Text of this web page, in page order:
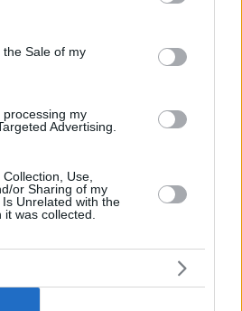
Google and its third-party tags to
purposes in below Google
Sale of my
my
Advertising.
Use,
or Sharing of my
Unrelated with the
was collected.
"καμουφλάζ" και παραπλάνηση
συναντηθούν
μέρες νωρίτερα. Ή από τα
γεροντικής άνοιας. Να το